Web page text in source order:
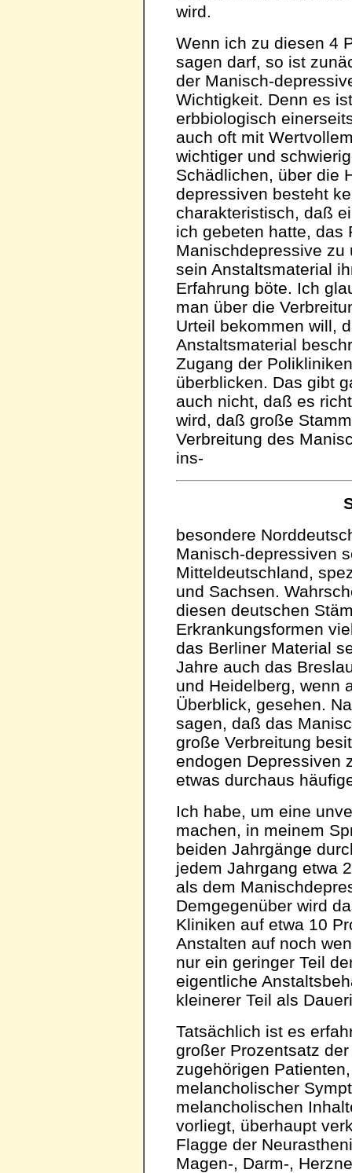
wird.
Wenn ich zu diesen 4
sagen darf, so ist
der Manisch-
Wichtigkeit. Denn es
erbbiologisch
auch oft mit
wichtiger und
Schädlichen, über die
depressiven besteht
charakteristisch, daß
ich gebeten hatte, das
Manischdepressive zu
sein Anstaltsmaterial
Erfahrung böte. Ich
man über die
Urteil bekommen will,
Anstaltsmaterial
Zugang der
überblicken. Das gibt
auch nicht, daß es
wird, daß große
Verbreitung des
ins-
besondere
Manisch-depressiven
Mitteldeutschland,
und Sachsen.
diesen deutschen
Erkrankungsformen
das Berliner Material
Jahre auch das
und Heidelberg, wenn
Überblick, gesehen.
sagen, daß das
große Verbreitung
endogen Depressiven
etwas durchaus
Ich habe, um eine
machen, in meinem
beiden Jahrgänge
jedem Jahrgang etwa
als dem
Demgegenüber wird
Kliniken auf etwa 10
Anstalten auf noch
nur ein geringer Teil
eigentliche
kleinerer Teil als
Tatsächlich ist es
großer Prozentsatz
zugehörigen
melancholischer
melancholischen
vorliegt, überhaupt
Flagge der
Magen-, Darm-,